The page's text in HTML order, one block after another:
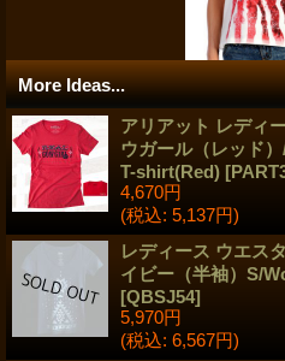
More Ideas...
アリアット レディ
ウガール（レッド
T-shirt(Red) [
4,670円
(税込: 5,137円)
レディース ウエス
イビー（半袖）S/
[QBSJ54]
5,970円
(税込: 6,567円)